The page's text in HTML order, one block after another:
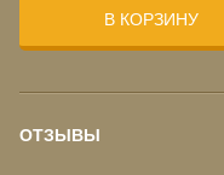
В КОРЗИНУ
ОТЗЫВЫ